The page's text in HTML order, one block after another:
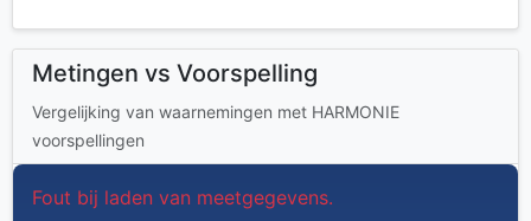
Metingen vs Voorspelling
Vergelijking van waarnemingen met HARMONIE
voorspellingen
Fout bij laden van meetgegevens.